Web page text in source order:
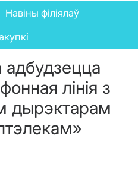
Навіны філіялаў
адбудзецца
лінія з
дырэктарам